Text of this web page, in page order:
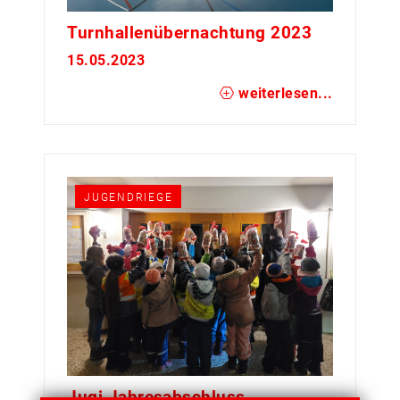
Turnhallenübernachtung 2023
15.05.2023
weiterlesen...
JUGENDRIEGE